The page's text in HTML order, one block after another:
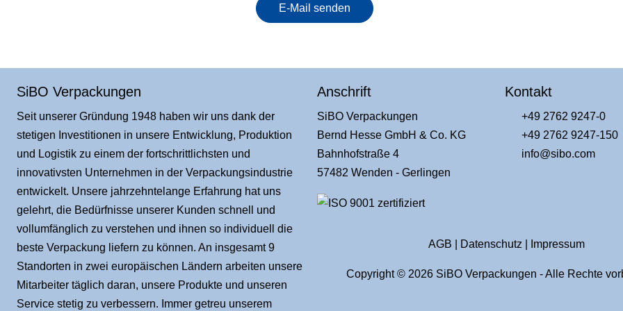
E-Mail senden
SiBO Verpackungen
Seit unserer Gründung 1948 haben wir uns dank der
stetigen Investitionen in unsere Entwicklung, Produktion
und Logistik zu einem der fortschrittlichsten und
innovativsten Unternehmen in der Verpackungsindustrie
entwickelt. Unsere jahrzehntelange Erfahrung hat uns
gelehrt, die Bedürfnisse unserer Kunden schnell und
vollumfänglich zu verstehen und ihnen so individuell die
beste Verpackung liefern zu können. An insgesamt 9
Standorten in zwei europäischen Ländern arbeiten unsere
Mitarbeiter täglich daran, unsere Produkte und unseren
Service stetig zu verbessern. Immer getreu unserem
Anschrift
SiBO Verpackungen
Bernd Hesse GmbH & Co. KG
Bahnhofstraße 4
57482 Wenden - Gerlingen
Kontakt
+49 2762 9247-0
+49 2762 9247-150
info@sibo.com
AGB | Datenschutz | Impressum
Copyright © 2026 SiBO Verpackungen - Alle Rechte